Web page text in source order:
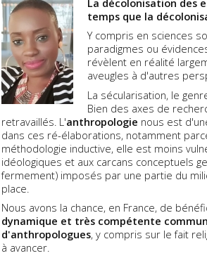
La décolonisation des
temps que la
Y compris en sciences
paradigmes ou
révèlent en réalité
aveugles à d'autres
La sécularisation, le
Bien des axes de
retravaillés. L'anthropologie nous est
dans ces ré-élaborations, notamment
méthodologie inductive, elle est moins
idéologiques et aux carcans conceptuels
fermement) imposés par une partie du
place.
Nous avons la chance, en France, de
dynamique et très compétente
d'anthropologues, y compris sur le fait
à avancer.